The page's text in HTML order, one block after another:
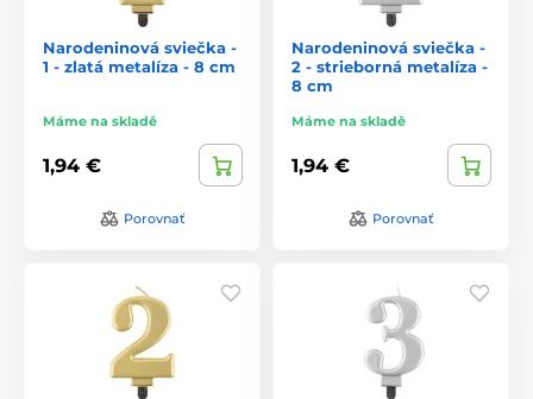
Narodeninová sviečka -
1 - zlatá metalíza - 8 cm
Máme na skladě
1,94 €
Porovnať
Narodeninová sviečka -
2 - strieborná metalíza -
8 cm
Máme na skladě
1,94 €
Porovnať